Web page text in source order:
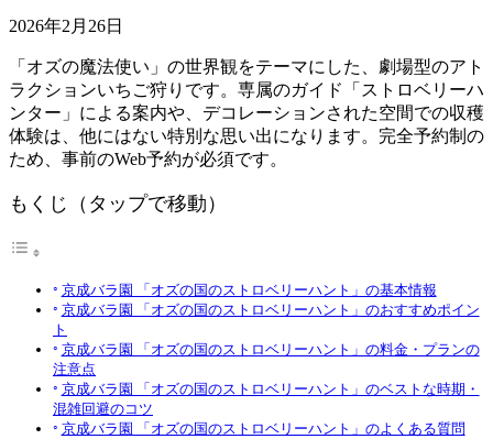
2026年2月26日
「オズの魔法使い」の世界観をテーマにした、劇場型のアト
ラクションいちご狩りです。専属のガイド「ストロベリーハ
ンター」による案内や、デコレーションされた空間での収穫
体験は、他にはない特別な思い出になります。完全予約制の
ため、事前のWeb予約が必須です。
もくじ（タップで移動）
京成バラ園 「オズの国のストロベリーハント」の基本情報
京成バラ園 「オズの国のストロベリーハント」のおすすめポイン
ト
京成バラ園 「オズの国のストロベリーハント」の料金・プランの
注意点
京成バラ園 「オズの国のストロベリーハント」のベストな時期・
混雑回避のコツ
京成バラ園 「オズの国のストロベリーハント」のよくある質問